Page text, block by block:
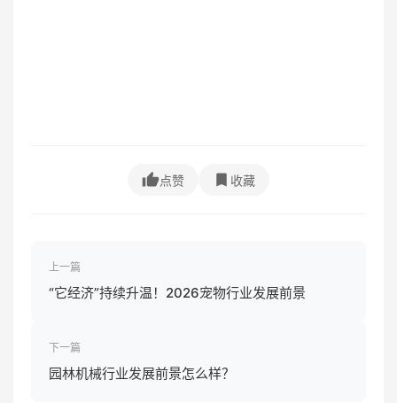
点赞 收藏
上一篇
“它经济”持续升温！2026宠物行业发展前景
下一篇
园林机械行业发展前景怎么样？